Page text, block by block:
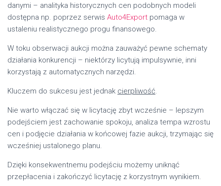
danymi – analityka historycznych cen podobnych modeli
dostępna np. poprzez serwis Auto4Export pomaga w
ustaleniu realistycznego progu finansowego.
W toku obserwacji aukcji można zauważyć pewne schematy
działania konkurencji – niektórzy licytują impulsywnie, inni
korzystają z automatycznych narzędzi.
Kluczem do sukcesu jest jednak cierpliwość.
Nie warto włączać się w licytację zbyt wcześnie – lepszym
podejściem jest zachowanie spokoju, analiza tempa wzrostu
cen i podjęcie działania w końcowej fazie aukcji, trzymając się
wcześniej ustalonego planu.
Dzięki konsekwentnemu podejściu możemy uniknąć
przepłacenia i zakończyć licytację z korzystnym wynikiem.